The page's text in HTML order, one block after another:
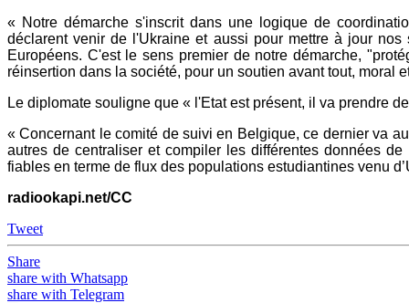
« Notre démarche s'inscrit dans une logique de
déclarent venir de l'Ukraine et aussi pour mettre à jour
Européens. C'est le sens premier de notre démarche,
réinsertion dans la société, pour un soutien avant tout, moral
Le diplomate souligne que « l'Etat est présent, il va prendre
« Concernant le comité de suivi en Belgique, ce dernier va
autres de centraliser et compiler les différentes données
fiables en terme de flux des populations estudiantines venu
radiookapi.net/CC
Tweet
Share
share with Whatsapp
share with Telegram